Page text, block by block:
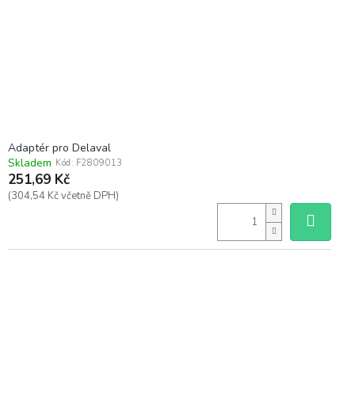
Adaptér pro Delaval
Skladem Kód: F2809013
251,69 Kč
(304,54 Kč včetně DPH)